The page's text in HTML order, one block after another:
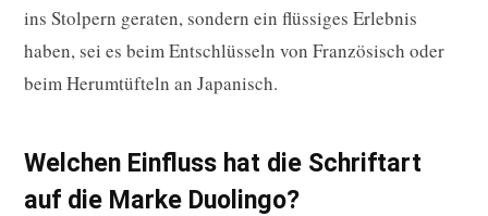
ins Stolpern geraten, sondern ein flüssiges Erlebnis
haben, sei es beim Entschlüsseln von Französisch oder
beim Herumtüfteln an Japanisch.
Welchen Einfluss hat die Schriftart
auf die Marke Duolingo?